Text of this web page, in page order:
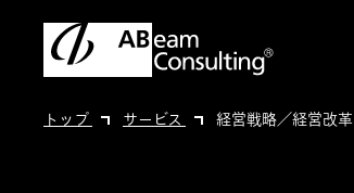
トップ サービス 経営戦略／経営改革